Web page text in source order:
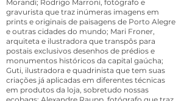
Morandi; Rodrigo Marroni, fotógrafo e
gravurista que traz inúmeras imagens em
prints e originais de paisagens de Porto Alegre
e outras cidades do mundo; Mari Froner,
arquiteta e ilustradora que transpôs para
postais exclusivos desenhos de prédios e
monumentos históricos da capital gaúcha;
Guti, ilustradora e quadrinista que tem suas
criações já aplicadas em diferentes técnicas
em produtos da loja, sobretudo nossas